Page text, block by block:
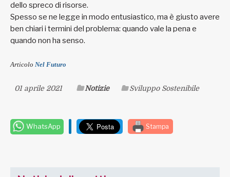
dello spreco di risorse.
Spesso se ne legge in modo entusiastico, ma è giusto avere
ben chiari i termini del problema: quando vale la pena e
quando non ha senso.
Articolo Nel Futuro
01 aprile 2021 Notizie Sviluppo Sostenibile
WhatsApp Stampa